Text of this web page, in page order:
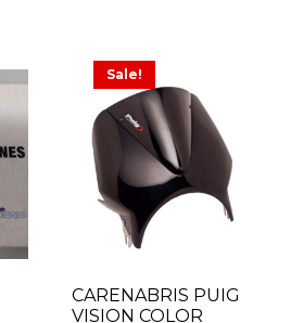
Sale!
CARENABRIS PUIG
VISION COLOR